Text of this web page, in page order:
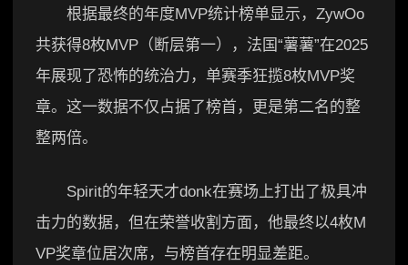
根据最终的年度MVP统计榜单显示，ZywOo
共获得8枚MVP（断层第一），法国“薯薯”在2025
年展现了恐怖的统治力，单赛季狂揽8枚MVP奖
章。这一数据不仅占据了榜首，更是第二名的整
整两倍。
Spirit的年轻天才donk在赛场上打出了极具冲
击力的数据，但在荣誉收割方面，他最终以4枚M
VP奖章位居次席，与榜首存在明显差距。